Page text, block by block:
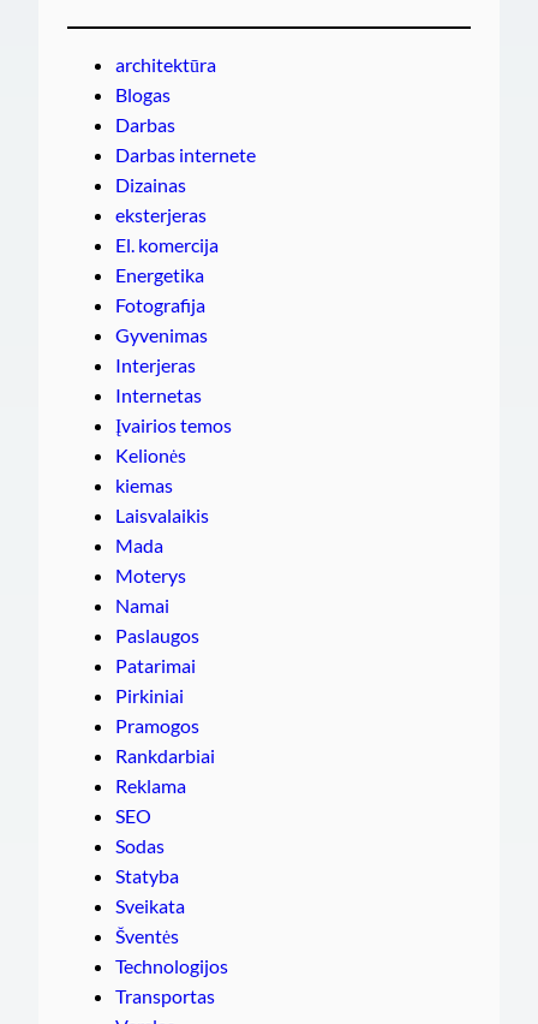
architektūra
Blogas
Darbas
Darbas internete
Dizainas
eksterjeras
El. komercija
Energetika
Fotografija
Gyvenimas
Interjeras
Internetas
Įvairios temos
Kelionės
kiemas
Laisvalaikis
Mada
Moterys
Namai
Paslaugos
Patarimai
Pirkiniai
Pramogos
Rankdarbiai
Reklama
SEO
Sodas
Statyba
Sveikata
Šventės
Technologijos
Transportas